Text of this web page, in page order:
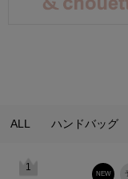
ALL ハンドバッグ
1
NEW